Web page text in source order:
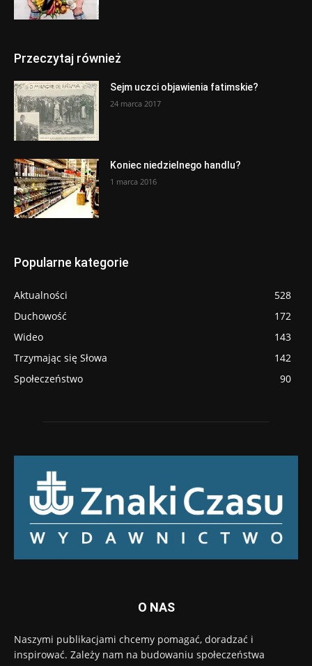
Przeczytaj również
Sejm uczci objawienia fatimskie?
24 marca 2017
Koniec niedzielnego handlu?
1 marca 2016
Popularne kategorie
Aktualności
528
Duchowość
172
Wideo
143
Trzymając się Słowa
142
Społeczeństwo
90
O NAS
Naszymi publikacjami chcemy pomagać, doradzać i
inspirować. Zależy nam na budowaniu społeczeństwa